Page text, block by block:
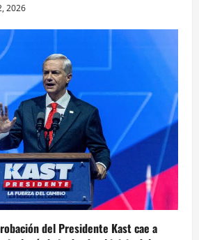
2026
del Presidente Kast cae a